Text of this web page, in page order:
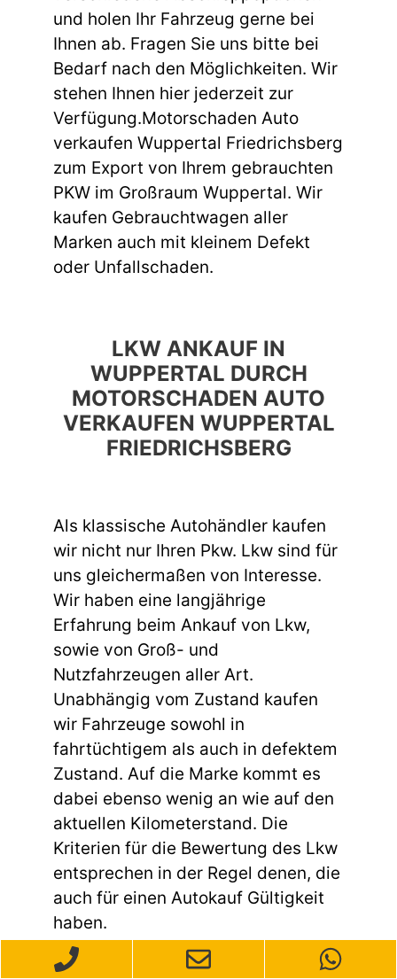
und holen Ihr Fahrzeug gerne bei
Ihnen ab. Fragen Sie uns bitte bei
Bedarf nach den Möglichkeiten. Wir
stehen Ihnen hier jederzeit zur
Verfügung.Motorschaden Auto
verkaufen Wuppertal Friedrichsberg
zum Export von Ihrem gebrauchten
PKW im Großraum Wuppertal. Wir
kaufen Gebrauchtwagen aller
Marken auch mit kleinem Defekt
oder Unfallschaden.
LKW ANKAUF IN
WUPPERTAL DURCH
MOTORSCHADEN AUTO
VERKAUFEN WUPPERTAL
FRIEDRICHSBERG
Als klassische Autohändler kaufen
wir nicht nur Ihren Pkw. Lkw sind für
uns gleichermaßen von Interesse.
Wir haben eine langjährige
Erfahrung beim Ankauf von Lkw,
sowie von Groß- und
Nutzfahrzeugen aller Art.
Unabhängig vom Zustand kaufen
wir Fahrzeuge sowohl in
fahrtüchtigem als auch in defektem
Zustand. Auf die Marke kommt es
dabei ebenso wenig an wie auf den
aktuellen Kilometerstand. Die
Kriterien für die Bewertung des Lkw
entsprechen in der Regel denen, die
auch für einen Autokauf Gültigkeit
haben.
Möchten Sie Ihr Auto in Wuppertal